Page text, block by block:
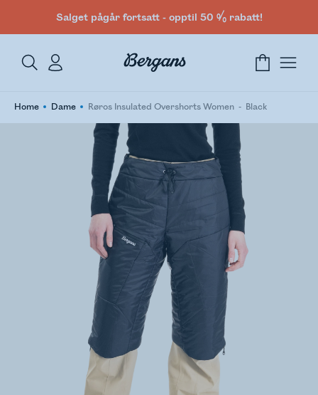
Salget pågår fortsatt - opptil 50 % rabatt!
Home Dame Røros Insulated Overshorts Women Black